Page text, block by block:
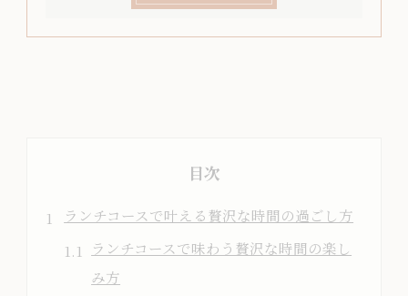
目次
ランチコースで叶える贅沢な時間の過ごし方
ランチコースで味わう贅沢な時間の楽し
み方